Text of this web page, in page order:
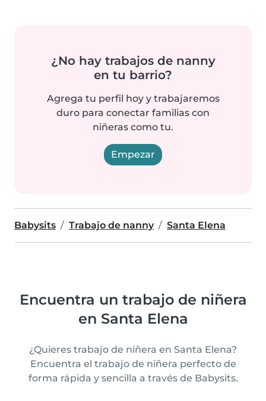
¿No hay trabajos de nanny
en tu barrio?
Agrega tu perfil hoy y trabajaremos
duro para conectar familias con
niñeras como tu.
Empezar
Babysits Trabajo de nanny Santa Elena
Encuentra un trabajo de niñera
en Santa Elena
¿Quieres trabajo de niñera en Santa Elena?
Encuentra el trabajo de niñera perfecto de
forma rápida y sencilla a través de Babysits.